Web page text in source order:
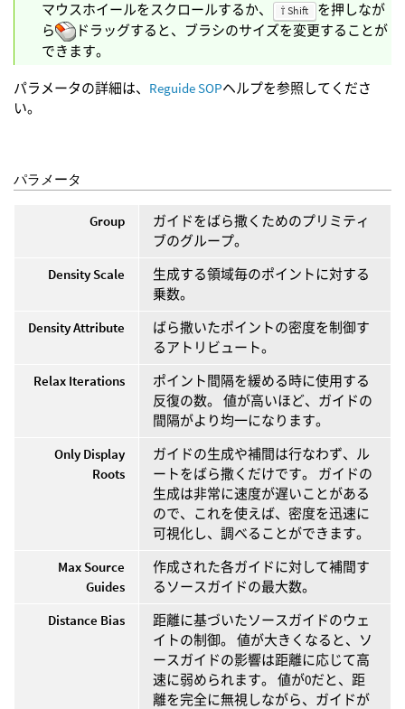
マウスホイールをスクロールするか、
⇧ Shift
を押しなが
ら
ドラッグすると、ブラシのサイズを変更することが
できます。
パラメータの詳細は、 Reguide SOPヘルプを参照してくださ
い。
パラメータ
Group
ガイドをばら撒くためのプリミティ
ブのグループ。
Density Scale
生成する領域毎のポイントに対する
乗数。
Density Attribute
ばら撒いたポイントの密度を制御す
るアトリビュート。
Relax Iterations
ポイント間隔を緩める時に使用する
反復の数。 値が高いほど、ガイドの
間隔がより均一になります。
Only Display
Roots
ガイドの生成や補間は行なわず、ル
ートをばら撒くだけです。 ガイドの
生成は非常に速度が遅いことがある
ので、これを使えば、密度を迅速に
可視化し、調べることができます。
Max Source
Guides
作成された各ガイドに対して補間す
るソースガイドの最大数。
Distance Bias
距離に基づいたソースガイドのウェ
イトの制御。 値が大きくなると、ソ
ースガイドの影響は距離に応じて高
速に弱められます。 値が0だと、距
離を完全に無視しながら、ガイドが